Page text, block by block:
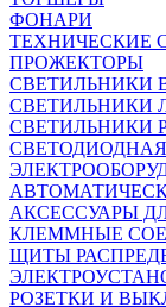
ФОНАРИ
ТЕХНИЧЕСКИЕ
ПРОЖЕКТОРЫ
СВЕТИЛЬНИКИ
СВЕТИЛЬНИКИ
СВЕТИЛЬНИКИ
АКСЕССУАРЫ
КЛЕММНЫЕ
ЩИТЫ
РОЗЕТКИ И